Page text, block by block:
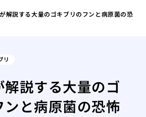
解説する大量のゴキブリのフンと病原菌の恐
リ
説する大量のゴ
ンと病原菌の恐怖